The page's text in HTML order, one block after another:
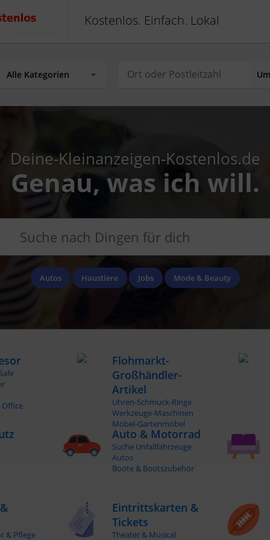
Kostenlos. Einfach. Lokal
Deine-Kleinanzeigen-Kostenlos.de
Genau, was ich will.
Autos Haustiere Jobs Mode & Beauty
Office
Flohmarkt-
Großhändler-
Artikel
Uhren-Schmuck-Ringe
Werkzeuge-Maschinen
Möbel-Gartenmöbel
Auto & Motorrad
Suche Unfallfahrzeuge
Autos
Boote & Bootszubehör
& Pflege
Eintrittskarten &
Tickets
Theater & Musical